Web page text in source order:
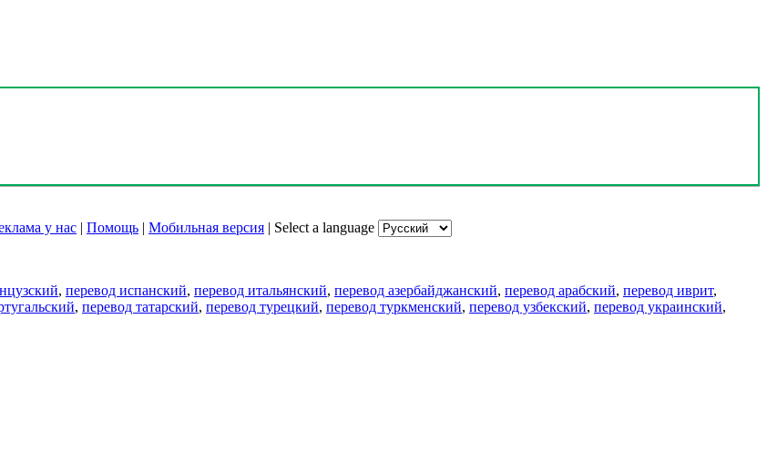
у нас | Помощь | Мобильная версия | Select a language
, перевод испанский, перевод итальянский, перевод азербайджанский, перевод арабский, перевод иврит,
, перевод татарский, перевод турецкий, перевод туркменский, перевод узбекский, перевод украинский,